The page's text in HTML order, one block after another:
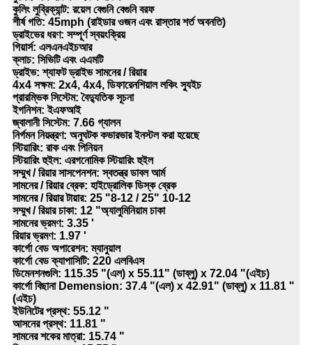
কুলিং লুব্রিক্যান্ট: রয়েল বেগুনি বেগুনি বরফ
শীর্ষ গতি: 45mph (রাইডার ওজন এবং রাস্তার শর্ত অবনতি)
ড্রাইভের ধরণ: সম্পূর্ণ স্বয়ংক্রিয়
গিয়ার্স: এলএনএইচআর
ক্লাচ: সিভিটি এবং এএমটি
ড্রাইভ: শ্যাফট ড্রাইভ সামনের / রিয়ার
4x4 সক্ষম: 2x4, 4x4, ডিফারেনশিয়াল লকিং স্যুইচ
প্রারম্ভিক সিস্টেম: বৈদ্যুতিক সূচনা
ইগনিশন: ইএফআই
জ্বালানী সিস্টেম: 7.66 গ্যালন
নির্গমন নিয়ন্ত্রণ: অনুঘটক কভারভার ইনস্টল করা হয়েছে
স্টিয়ারিং: রাক এবং পিনিয়ন
স্টিয়ারিং হুইল: এরগনোমিক স্টিয়ারিং হুইল
সম্মুখ / রিয়ার সাসপেনশন: স্বতন্ত্র ডাবল আর্ম
সামনের / রিয়ার ব্রেক: হাইড্রোলিক ডিস্ক ব্রেক
সামনের / রিয়ার টায়ার: 25 "8-12 / 25" 10-12
সম্মুখ / রিয়ার চাকা: 12 "অ্যালুমিনিয়াম চাকা
সামনের ভ্রমণ: 3.35 '
রিয়ার ভ্রমণ: 1.97 '
কার্গো বেড অপারেশন: ম্যানুয়াল
কার্গো বেড ক্যাপাসিটি: 220 এলবিএস
ডিমেনশনগুলি: 115.35 "(এল) x 55.11" (ডাব্লু) x 72.04 "(এইচ)
কার্গো বিছানা Demension: 37.4 "(এল) x 42.91" (ডাব্লু) x 11.81 "
(এইচ)
ইউনিটের প্রস্থ: 55.12 "
আসনের প্রস্থ: 11.81 "
সামনের শকের মাত্রা: 15.74 "